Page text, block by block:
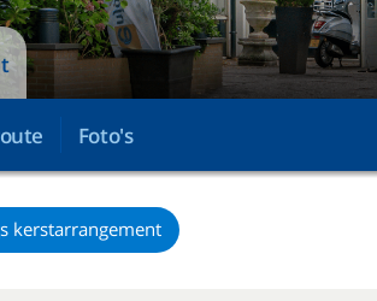
Foto's
kerstarrangement